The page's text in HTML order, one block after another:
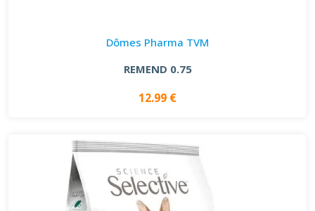
Dômes Pharma TVM
REMEND 0.75
12.99 €